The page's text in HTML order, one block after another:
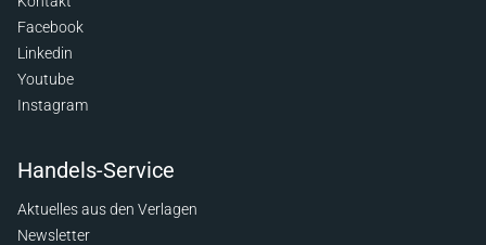
Facebook
Linkedin
Youtube
Instagram
Handels-Service
Aktuelles aus den Verlagen
Newsletter